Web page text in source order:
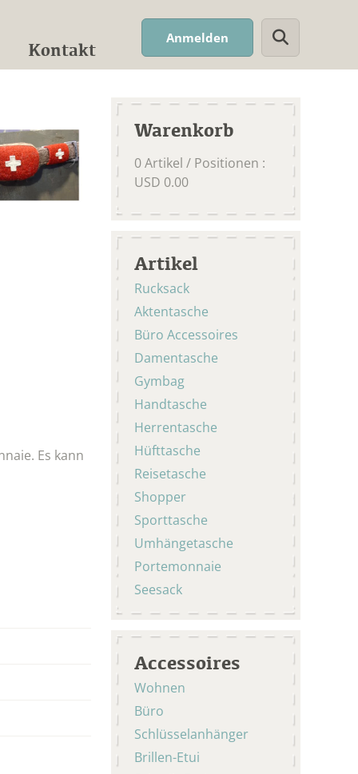
Kontakt
Anmelden Suchwort
Warenkorb
0Artikel / Positionen :
USD 0.00
Artikel
Rucksack
Aktentasche
Büro Accessoires
Damentasche
Gymbag
Handtasche
Herrentasche
Hüfttasche
Reisetasche
Shopper
Sporttasche
Umhängetasche
Portemonnaie
Seesack
Accessoires
Wohnen
Büro
Schlüsselanhänger
Brillen-Etui
Es kann